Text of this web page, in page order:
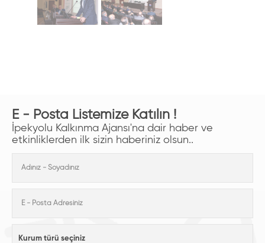
E - Posta Listemize Katılın !
İpekyolu Kalkınma Ajansı'na dair haber ve
etkinliklerden ilk sizin haberiniz olsun..